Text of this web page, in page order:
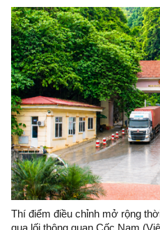
Quan)
Thí điểm điều chỉnh mở rộng